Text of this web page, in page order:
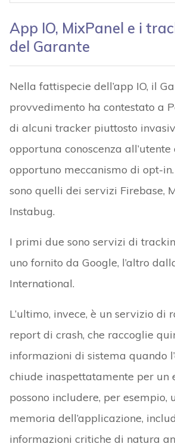
App IO, MixPanel e i
del Garante
Nella fattispecie dell’app IO, il
provvedimento ha contestato a
di alcuni tracker piuttosto
opportuna conoscenza all’utente
opportuno meccanismo di opt-
sono quelli dei servizi Firebase,
Instabug.
I primi due sono servizi di
uno fornito da Google, l’altro
International.
L’ultimo, invece, è un servizio di
report di crash, che raccoglie
informazioni di sistema quando
chiude inaspettatamente per un
possono includere, per esempio,
memoria dell’applicazione,
informazioni critiche di natura